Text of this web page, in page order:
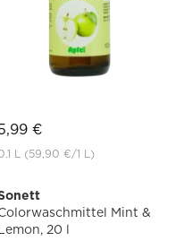
€
L (59,90 €/1 L)
Mint &
20 l